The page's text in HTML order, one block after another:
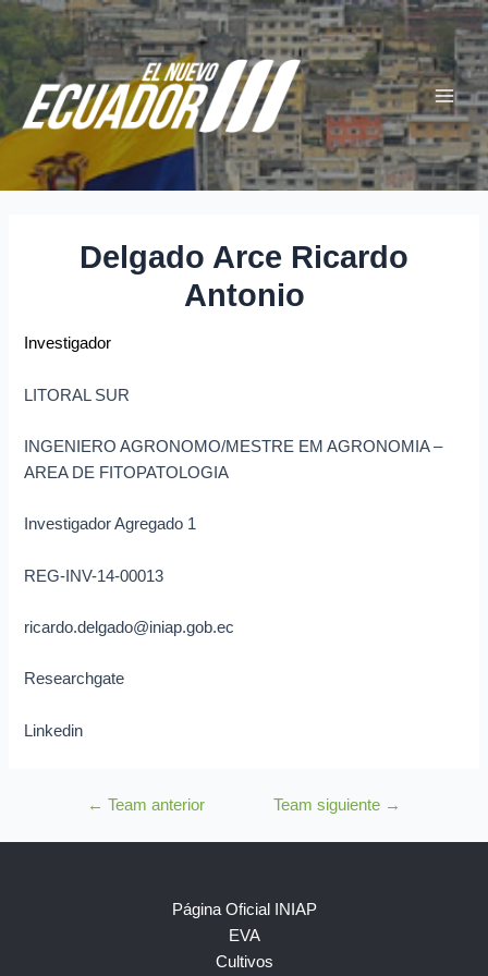
contenido
Main
Menu
Delgado Arce Ricardo
Antonio
Investigador
LITORAL SUR
INGENIERO AGRONOMO/MESTRE EM AGRONOMIA –
AREA DE FITOPATOLOGIA
Investigador Agregado 1
REG-INV-14-00013
ricardo.delgado@iniap.gob.ec
Researchgate
Linkedin
Navegación
de
entradas
← Team anterior Team siguiente →
Página Oficial INIAP
EVA
Cultivos